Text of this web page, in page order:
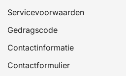
Servicevoorwaarden
Gedragscode
Contactinformatie
Contactformulier